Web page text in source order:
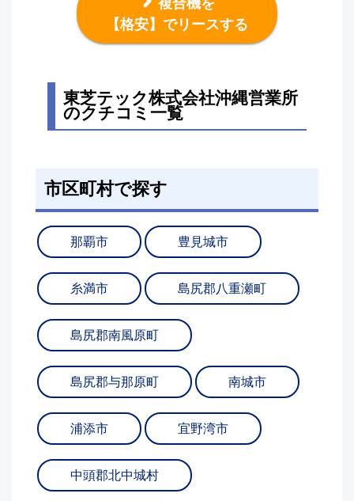
【格安】でリースする
東芝テック株式会社沖縄営業所
のクチコミ一覧
市区町村で探す
那覇市 豊見城市
糸満市 島尻郡八重瀬町
島尻郡南風原町
島尻郡与那原町 南城市
浦添市 宜野湾市
中頭郡北中城村